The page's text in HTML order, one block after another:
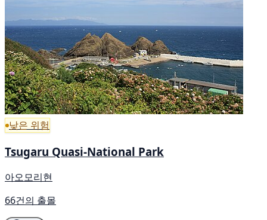
낮은 위험
Tsugaru Quasi-National Park
아오모리현
66건의 출몰